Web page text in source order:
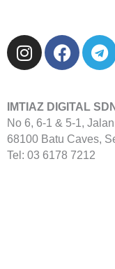
I
n
a
g
r
a
F
a
b
o
o
k
T
e
g
r
a
IMTIAZ DIGITAL
No 6, 6-1 & 5-1,
68100 Batu Caves,
Tel: 03 6178 7212